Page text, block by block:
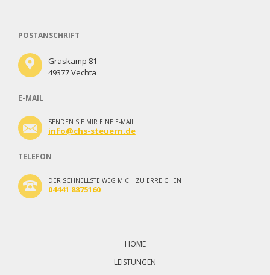
POSTANSCHRIFT
Graskamp 81
49377 Vechta
E-MAIL
SENDEN SIE MIR EINE E-MAIL
info@chs-steuern.de
TELEFON
DER SCHNELLSTE WEG MICH ZU ERREICHEN
04441 8875160
HOME
LEISTUNGEN